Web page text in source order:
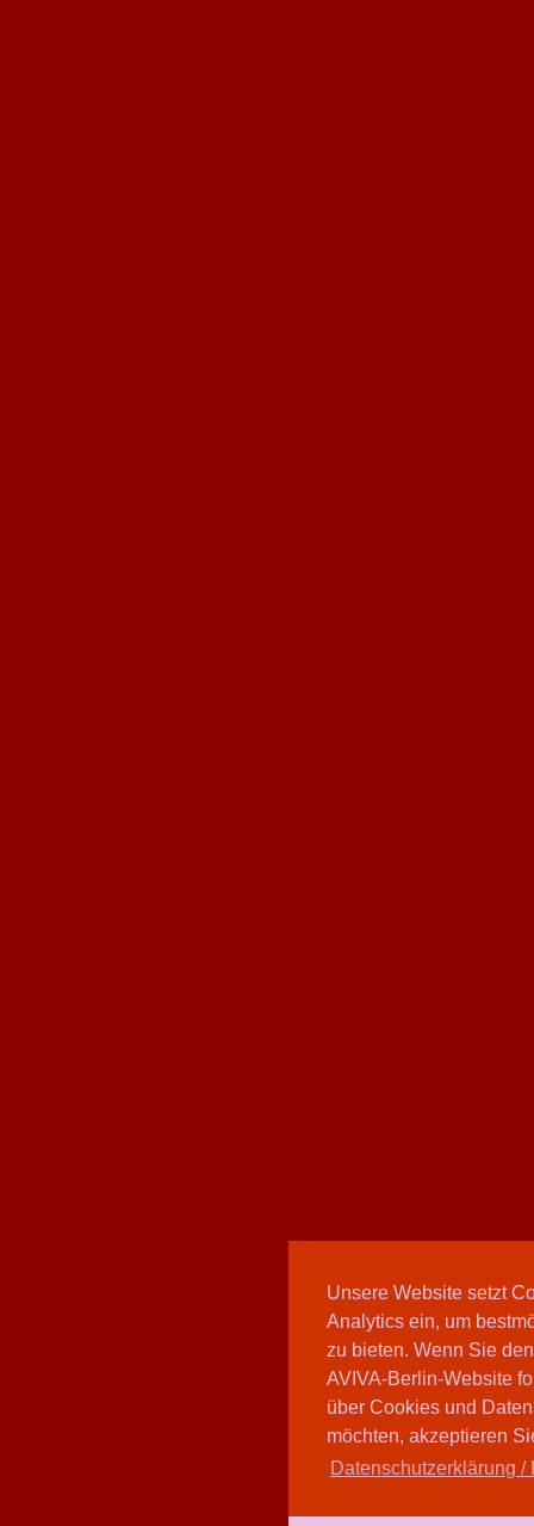
Unsere Website setzt
Analytics ein, um
zu bieten. Wenn Sie
AVIVA-Berlin-Website
über Cookies und
möchten, akzeptieren
Datenschutzerklärung /